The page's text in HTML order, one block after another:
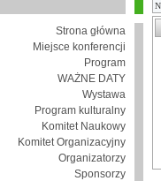
Strona główna
Miejsce konferencji
Program
WAŻNE DATY
Wystawa
Program kulturalny
Komitet Naukowy
Komitet Organizacyjny
Organizatorzy
Sponsorzy